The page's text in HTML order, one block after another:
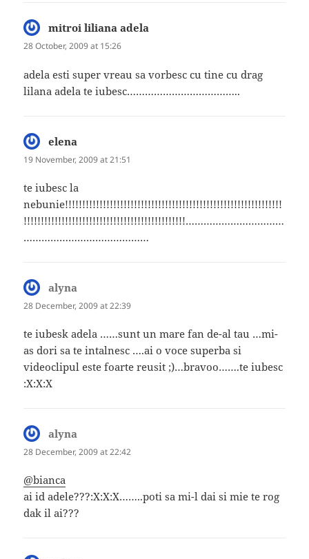
mitroi liliana adela
28 October, 2009 at 15:26
adela esti super vreau sa vorbesc cu tine cu drag
lilana adela te iubesc………………………………..
elena
19 November, 2009 at 21:51
te iubesc la
nebunie!!!!!!!!!!!!!!!!!!!!!!!!!!!!!!!!!!!!!!!!!!!!!!!!!!!!!!!!!!!!!!!
!!!!!!!!!!!!!!!!!!!!!!!!!!!!!!!!!!!!!!!!!!!!!!!……………………………
……………………………………
alyna
28 December, 2009 at 22:39
te iubesk adela ……sunt un mare fan de-al tau …mi-
as dori sa te intalnesc ….ai o voce superba si
videoclipul este foarte reusit ;)…bravoo…….te iubesc
:X:X:X
alyna
28 December, 2009 at 22:42
@bianca
ai id adele???:X:X:X……..poti sa mi-l dai si mie te rog
dak il ai???